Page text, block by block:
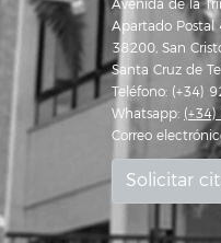
Avenida de la
Apartado Postal
38200, San
Santa Cruz de
Teléfono: (+34)
Whatsapp:
Correo
Solicitar